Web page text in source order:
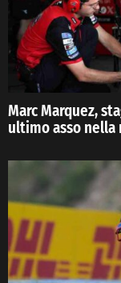
Marc Marquez,
ultimo asso nella